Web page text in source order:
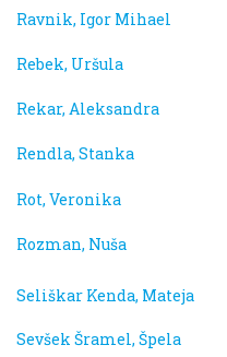
Ravnik, Igor Mihael
Rebek, Uršula
Rekar, Aleksandra
Rendla, Stanka
Rot, Veronika
Rozman, Nuša
Seliškar Kenda, Mateja
Sevšek Šramel, Špela